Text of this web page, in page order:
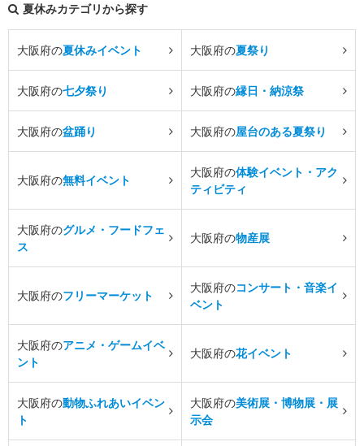
夏休みカテゴリから探す
大阪府の夏休みイベント 大阪府の夏祭り
大阪府の七夕祭り 大阪府の縁日・納涼祭
大阪府の盆踊り 大阪府の屋台のある夏祭り
大阪府の無料イベント
大阪府の体験イベント・アク
ティビティ
大阪府のグルメ・フードフェ
ス
大阪府の物産展
大阪府のフリーマーケット
大阪府のコンサート・音楽イ
ベント
大阪府のアニメ・ゲームイベ
ント
大阪府の花イベント
大阪府の動物ふれあいイベン
ト
大阪府の美術展・博物展・展
示会